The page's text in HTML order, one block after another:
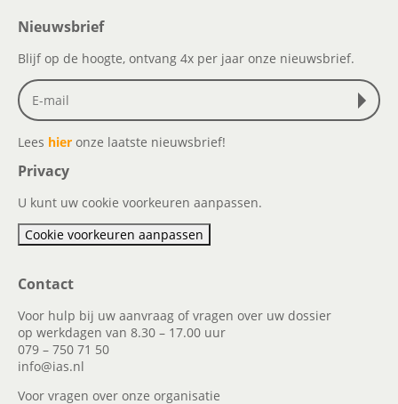
Nieuwsbrief
Blijf op de hoogte, ontvang 4x per jaar onze nieuwsbrief.
Lees hier onze laatste nieuwsbrief!
Privacy
U kunt uw cookie voorkeuren aanpassen.
Cookie voorkeuren aanpassen
Contact
Voor hulp bij uw aanvraag of vragen over uw dossier
op werkdagen van 8.30 – 17.00 uur
079 – 750 71 50
info@ias.nl
Voor vragen over onze organisatie